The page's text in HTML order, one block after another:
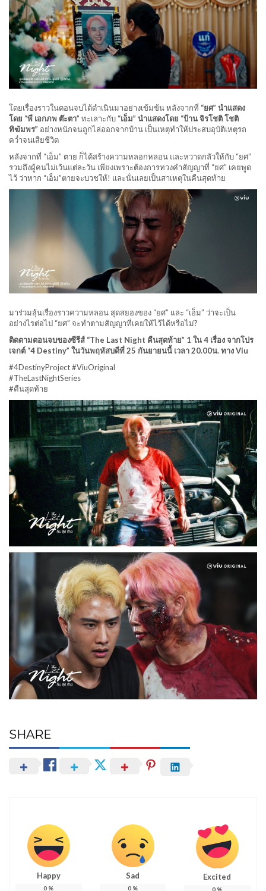
โดยเรื่องราวในตอนจบได้ดำเนินมาอย่างเข้มข้น หลังจากที่ “ยศ” นำแสดง
โดย “พี เอกภพ ต๊ะตา” ทะเลาะกับ “เอ็ม” นำแสดงโดย “ป้าน จิรโชติ โชติ
ทิฆัมพร” อย่างหนักจนถูกไล่ออกจากบ้าน เป็นเหตุทำให้ประสบอุบัติเหตุรถ
คว่ำจนเสียชีวิต
หลังจากที่ “เอ็ม” ตาย ก็ได้สร้างความหลอกหลอน และหวาดกลัวให้กับ “ยศ”
รวมถึงผู้คนไม่เว้นแต่ละวัน เพียงเพราะต้องการทวงคำสัญญาที่ “ยศ” เคยพูด
ไว้ ว่าหาก “เอ็ม”ตายจะบวชให้! และนั่นเลยเป็นสาเหตุในคืนสุดท้าย
มาร่วมลุ้นเรื่องราวความหลอน สุดสยองของ “ยศ” และ “เอ็ม” ว่าจะเป็น
อย่างไรต่อไป “ยศ” จะทำตามสัญญาที่เคยให้ไว้ได้หรือไม่?
ติดตามตอนจบของซีรีส์ “The Last Night คืนสุดท้าย” 1 ใน 4 เรื่อง จากโปร
เจกต์ “4 Destiny” ในวันพฤหัสบดีที่ 25 กันยายนนี้ เวลา 20.00น. ทาง Viu
#4DestinyProject #ViuOriginal
#TheLastNightSeries
#คืนสุดท้าย
SHARE
Happy
0 %
Sad
0 %
Excited
0 %